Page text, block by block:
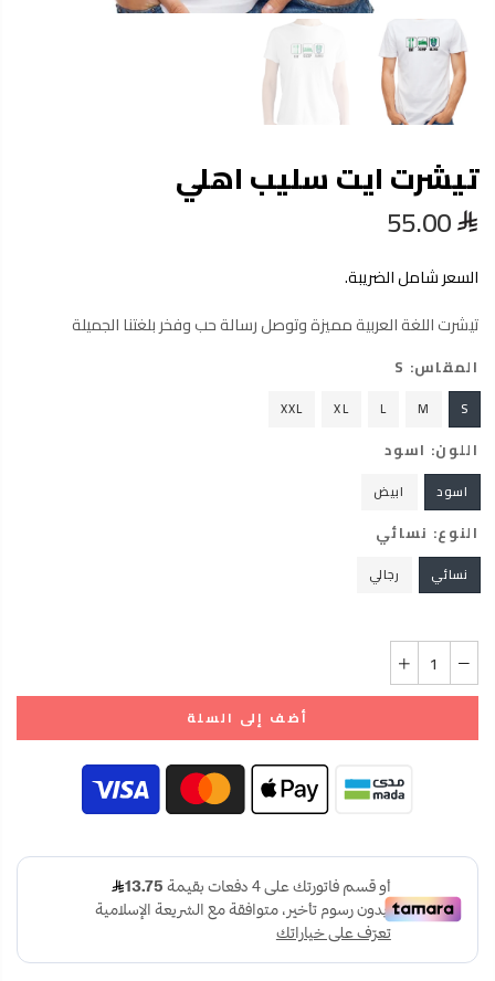
تيشرت ايت سليب اهلي
55.00
السعر شامل الضريبة.
تيشرت اللغة العربية مميزة وتوصل رسالة حب وفخر بلغتنا الجميلة
المقاس: S
S
M
L
XL
XXL
اللون: اسود
اسود ابيض
النوع: نسائي
نسائي رجالي
أضف إلى السلة